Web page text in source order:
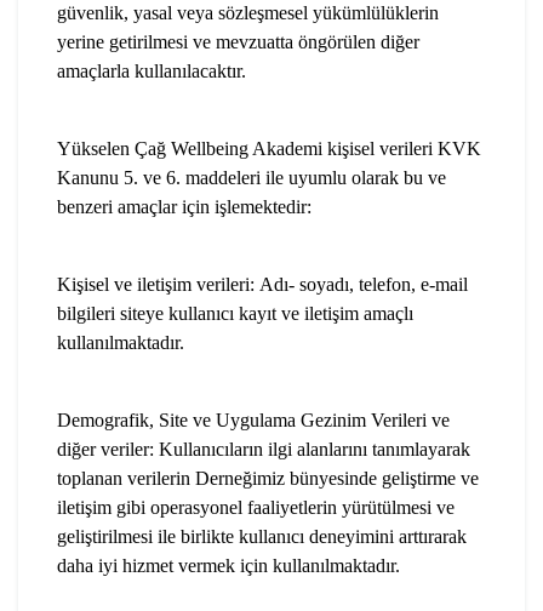
güvenlik, yasal veya sözleşmesel yükümlülüklerin
yerine getirilmesi ve mevzuatta öngörülen diğer
amaçlarla kullanılacaktır.
Yükselen Çağ Wellbeing Akademi kişisel verileri KVK
Kanunu 5. ve 6. maddeleri ile uyumlu olarak bu ve
benzeri amaçlar için işlemektedir:
Kişisel ve iletişim verileri: Adı- soyadı, telefon, e-mail
bilgileri siteye kullanıcı kayıt ve iletişim amaçlı
kullanılmaktadır.
Demografik, Site ve Uygulama Gezinim Verileri ve
diğer veriler: Kullanıcıların ilgi alanlarını tanımlayarak
toplanan verilerin Derneğimiz bünyesinde geliştirme ve
iletişim gibi operasyonel faaliyetlerin yürütülmesi ve
geliştirilmesi ile birlikte kullanıcı deneyimini arttırarak
daha iyi hizmet vermek için kullanılmaktadır.